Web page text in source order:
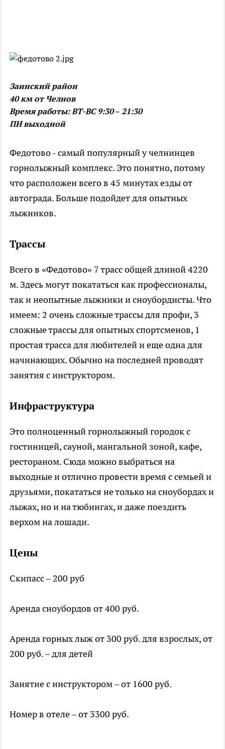
Заинский район
40 км от Челнов
Время работы: ВТ-ВС 9:30 – 21:30
ПН выходной
Федотово - самый популярный у челнинцев
горнолыжный комплекс. Это понятно, потому
что расположен всего в 45 минутах езды от
автограда. Больше подойдет для опытных
лыжников.
Трассы
Всего в «Федотово» 7 трасс общей длиной 4220
м. Здесь могут покататься как профессионалы,
так и неопытные лыжники и сноубордисты. Что
имеем: 2 очень сложные трассы для профи, 3
сложные трассы для опытных спортсменов, 1
простая трасса для любителей и еще одна для
начинающих. Обычно на последней проводят
занятия с инструктором.
Инфраструктура
Это полноценный горнолыжный городок с
гостиницей, сауной, мангальной зоной, кафе,
рестораном. Сюда можно выбраться на
выходные и отлично провести время с семьей и
друзьями, покататься не только на сноубордах и
лыжах, но и на тюбингах, и даже поездить
верхом на лошади.
Цены
Скипасс – 200 руб
Аренда сноубордов от 400 руб.
Аренда горных лыж от 300 руб. для взрослых, от
200 руб. – для детей
Занятие с инструктором – от 1600 руб.
Номер в отеле – от 3300 руб.